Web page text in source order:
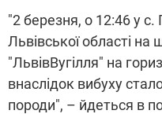
"2 березня, о 12:46 у с.
Львівської області
"ЛьвівВугілля" на
внаслідок вибуху
породи", – йдеться в